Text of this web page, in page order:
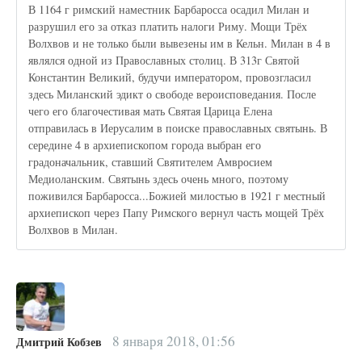
В 1164 г римский наместник Барбаросса осадил Милан и
разрушил его за отказ платить налоги Риму. Мощи Трёх
Волхвов и не только были вывезены им в Кельн. Милан в 4 в
являлся одной из Православных столиц. В 313г Святой
Константин Великий, будучи императором, провозгласил
здесь Миланский эдикт о свободе вероисповедания. После
чего его благочестивая мать Святая Царица Елена
отправилась в Иерусалим в поиске православных святынь. В
середине 4 в архиепископом города выбран его
градоначальник, ставший Святителем Амвросием
Медиоланским. Святынь здесь очень много, поэтому
поживился Барбаросса...Божией милостью в 1921 г местный
архиепископ через Папу Римского вернул часть мощей Трёх
Волхвов в Милан.
Дмитрий Кобзев 8 января 2018, 01:56